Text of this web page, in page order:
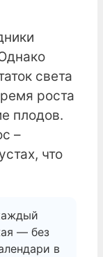
света
роста
плодов.
–
что
— без
в